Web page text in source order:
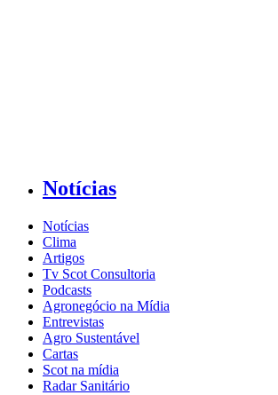
Notícias
Notícias
Clima
Artigos
Tv Scot Consultoria
Podcasts
Agronegócio na Mídia
Entrevistas
Agro Sustentável
Cartas
Scot na mídia
Radar Sanitário